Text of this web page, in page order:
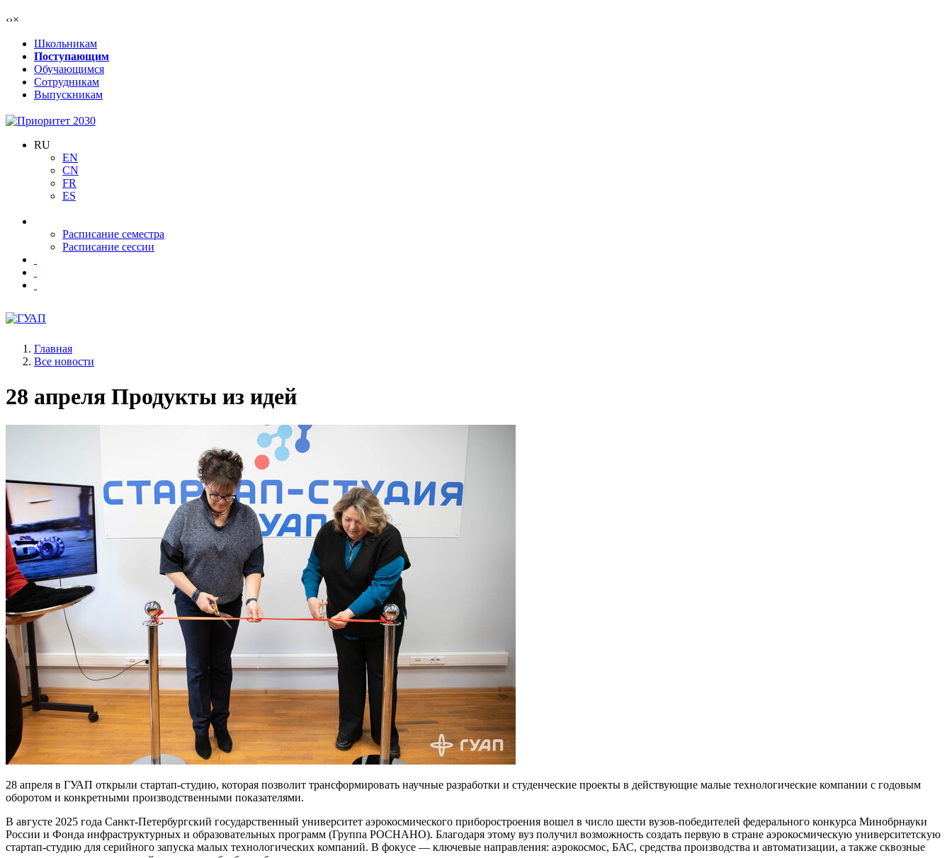
‹›×
Школьникам
Поступающим
Обучающимся
Сотрудникам
Выпускникам
RU
EN
CN
FR
ES
Расписание семестра
Расписание сессии
Главная
Все новости
28 апреля Продукты из идей
28 апреля в ГУАП открыли стартап-студию, которая позволит трансформировать научные разработки и студенческие проекты в действующие малые технологические компании с годовым
оборотом и конкретными производственными показателями.
В августе 2025 года Санкт-Петербургский государственный университет аэрокосмического приборостроения вошел в число шести вузов-победителей федерального конкурса Минобрнауки
России и Фонда инфраструктурных и образовательных программ (Группа РОСНАНО). Благодаря этому вуз получил возможность создать первую в стране аэрокосмическую университетскую
стартап-студию для серийного запуска малых технологических компаний. В фокусе — ключевые направления: аэрокосмос, БАС, средства производства и автоматизации, а также сквозные